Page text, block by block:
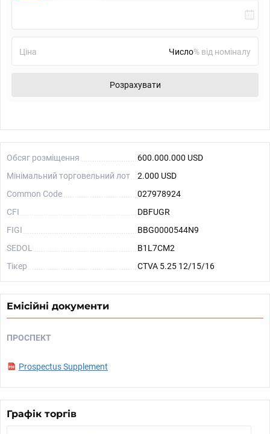
Ціна % від номіналу
Розрахувати
Обсяг розміщення
600.000.000 USD
Мінімальний торговельний лот
2.000 USD
Common Code
027978924
CFI
DBFUGR
FIGI
BBG0000544N9
SEDOL
B1L7CM2
Тікер
CTVA 5.25 12/15/16
Емісійні документи
ПРОСПЕКТ
Prospectus Supplement
Графік торгів